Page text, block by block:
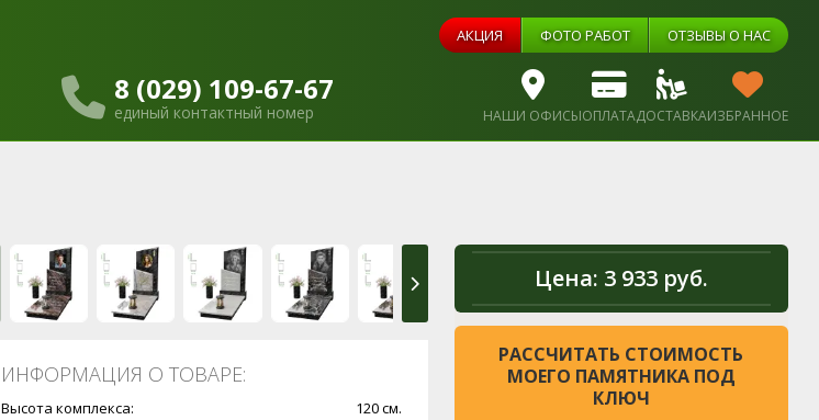
АКЦИЯ ФОТО РАБОТ ОТЗЫВЫ О НАС
8 (029) 109-67-67
единый контактный номер НАШИ ОФИСЫОПЛАТАДОСТАВКАИЗБРАННОЕ
Цена: 3 933 руб.
РАССЧИТАТЬ СТОИМОСТЬ
МОЕГО ПАМЯТНИКА ПОД
КЛЮЧ
ИНФОРМАЦИЯ О ТОВАРЕ:
Высота комплекса:
120 см.